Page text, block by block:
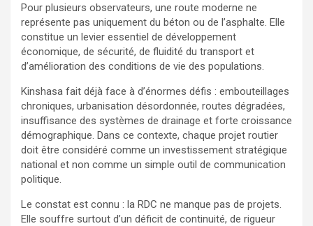
Pour plusieurs observateurs, une route moderne ne
représente pas uniquement du béton ou de l’asphalte. Elle
constitue un levier essentiel de développement
économique, de sécurité, de fluidité du transport et
d’amélioration des conditions de vie des populations.
Kinshasa fait déjà face à d’énormes défis : embouteillages
chroniques, urbanisation désordonnée, routes dégradées,
insuffisance des systèmes de drainage et forte croissance
démographique. Dans ce contexte, chaque projet routier
doit être considéré comme un investissement stratégique
national et non comme un simple outil de communication
politique.
Le constat est connu : la RDC ne manque pas de projets.
Elle souffre surtout d’un déficit de continuité, de rigueur